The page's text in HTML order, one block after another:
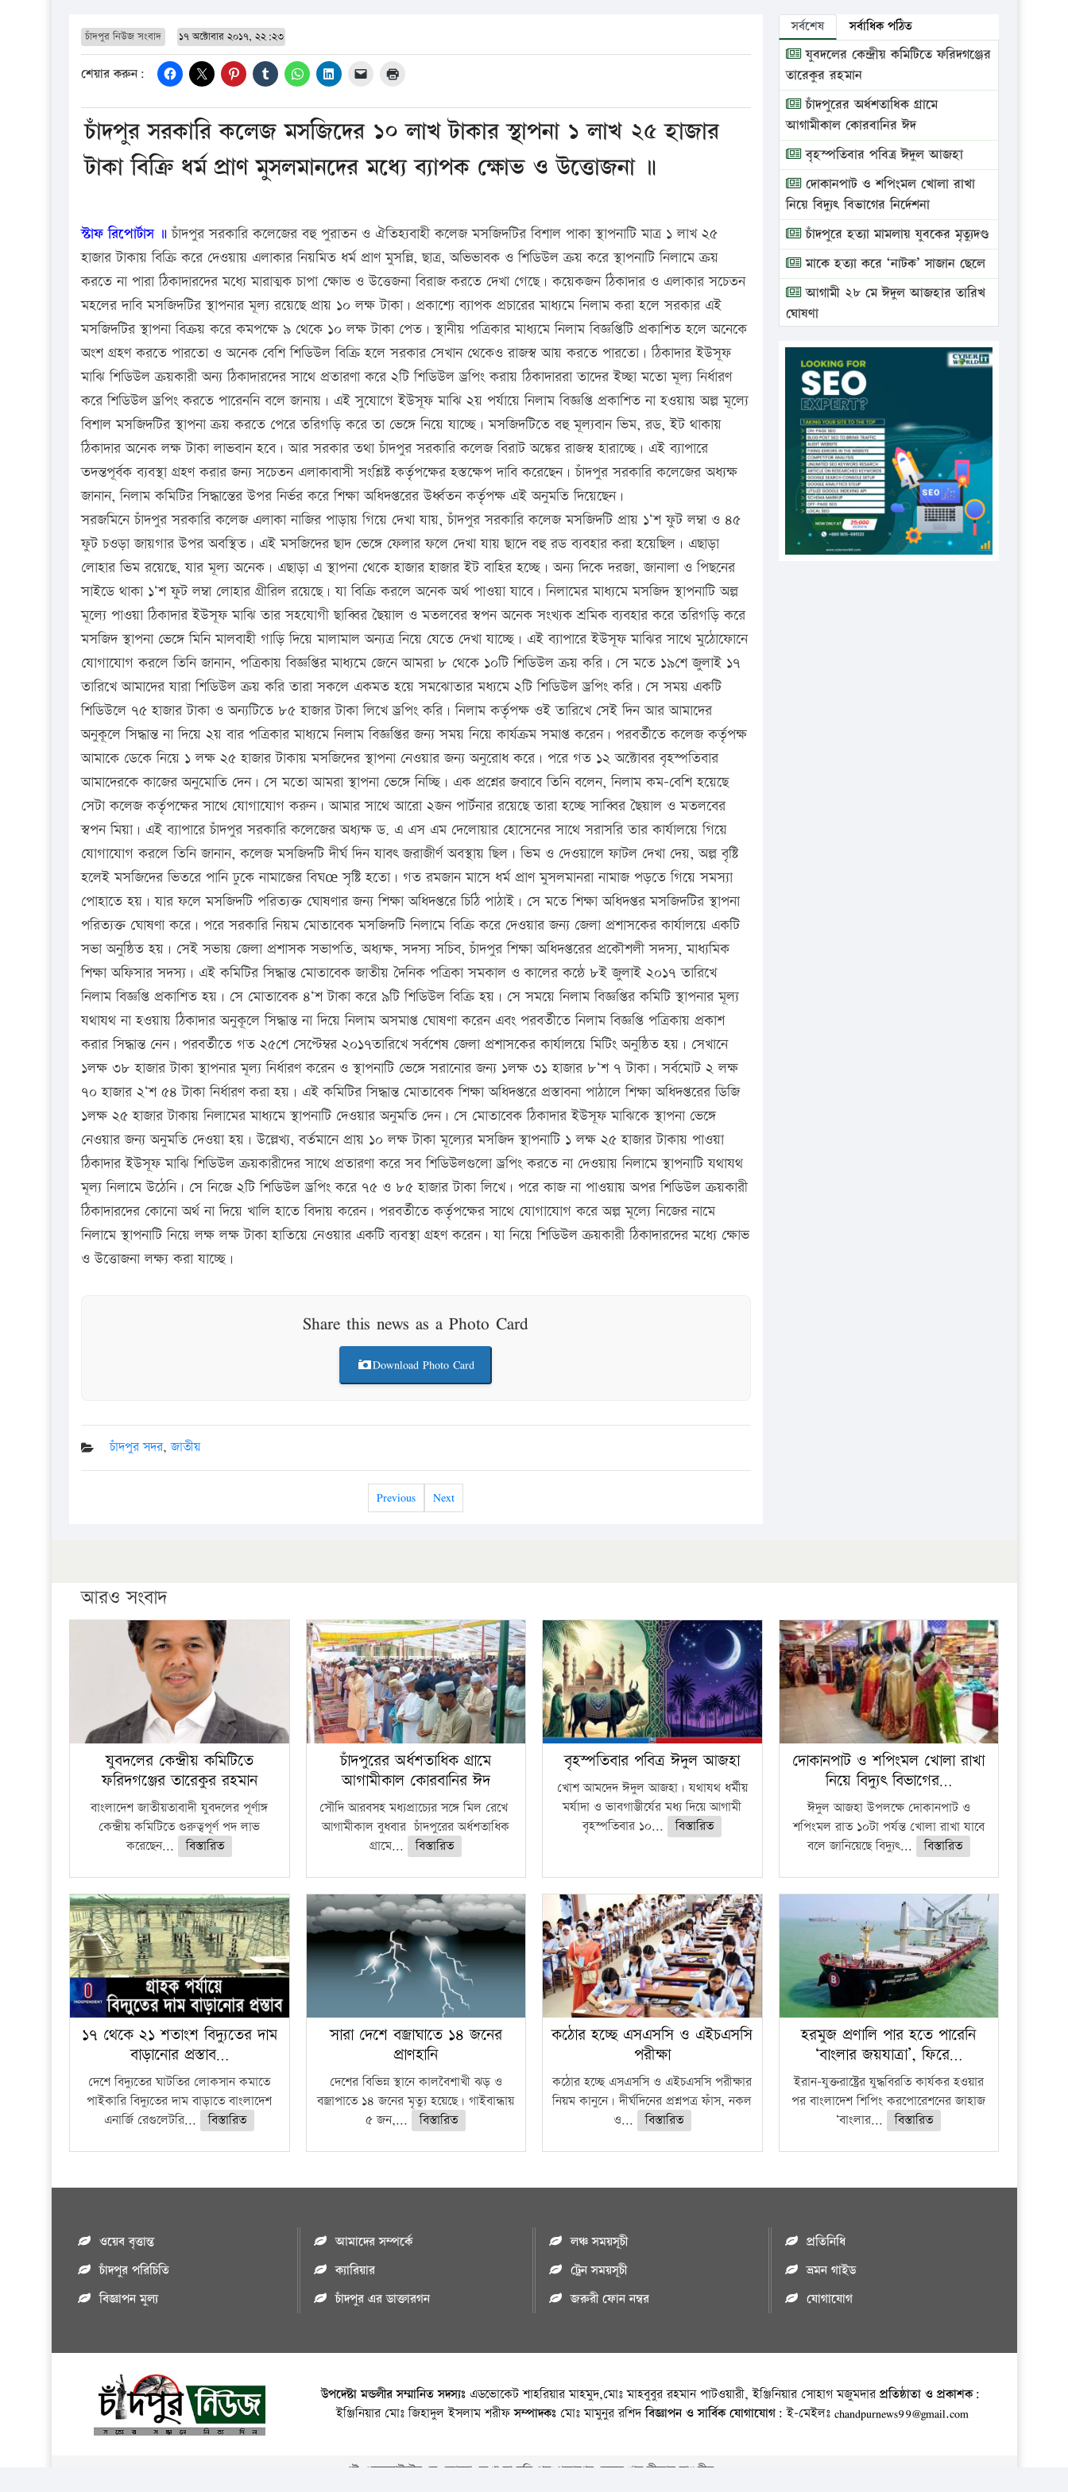
চাঁদপুর নিউজ সংবাদ ১৭ অক্টোবার ২০১৭, ২২:২৩
শেয়ার করুন:
চাঁদপুর সরকারি কলেজ মসজিদের ১০ লাখ টাকার স্থাপনা ১ লাখ ২৫ হাজার
টাকা বিক্রি ধর্ম প্রাণ মুসলমানদের মধ্যে ব্যাপক ক্ষোভ ও উত্তোজনা ॥
স্টাফ রিপোর্টাস ॥ চাঁদপুর সরকারি কলেজের বহু পুরাতন ও ঐতিহ্যবাহী কলেজ মসজিদটির বিশাল পাকা স্থাপনাটি মাত্র ১ লাখ ২৫
হাজার টাকায় বিক্রি করে দেওয়ায় এলাকার নিয়মিত ধর্ম প্রাণ মুসল্লি, ছাত্র, অভিভাবক ও শিডিউল ক্রয় করে স্থাপনাটি নিলামে ক্রয়
করতে না পারা ঠিকাদারদের মধ্যে মারাত্মক চাপা ক্ষোভ ও উত্তেজনা বিরাজ করতে দেখা গেছে। কয়েকজন ঠিকাদার ও এলাকার সচেতন
মহলের দাবি মসজিদটির স্থাপনার মূল্য রয়েছে প্রায় ১০ লক্ষ টাকা। প্রকাশ্যে ব্যাপক প্রচারের মাধ্যমে নিলাম করা হলে সরকার এই
মসজিদটির স্থাপনা বিক্রয় করে কমপক্ষে ৯ থেকে ১০ লক্ষ টাকা পেত। স্থানীয় পত্রিকার মাধ্যমে নিলাম বিজ্ঞপ্তিটি প্রকাশিত হলে অনেকে
অংশ গ্রহণ করতে পারতো ও অনেক বেশি শিডিউল বিক্রি হলে সরকার সেখান থেকেও রাজস্ব আয় করতে পারতো। ঠিকাদার ইউসূফ
মাঝি শিডিউল ক্রয়কারী অন্য ঠিকাদারদের সাথে প্রতারণা করে ২টি শিডিউল ড্রপিং করায় ঠিকাদাররা তাদের ইচ্ছা মতো মূল্য নির্ধারণ
করে শিডিউল ড্রপিং করতে পারেননি বলে জানায়। এই সুযোগে ইউসূফ মাঝি ২য় পর্যায়ে নিলাম বিজ্ঞপ্তি প্রকাশিত না হওয়ায় অল্প মূল্যে
বিশাল মসজিদটির স্থাপনা ক্রয় করতে পেরে তরিগড়ি করে তা ভেঙ্গে নিয়ে যাচ্ছে। মসজিদটিতে বহু মূল্যবান ভিম, রড, ইট থাকায়
ঠিকাদার অনেক লক্ষ টাকা লাভবান হবে। আর সরকার তথা চাঁদপুর সরকারি কলেজ বিরাট অঙ্কের রাজস্ব হারাচ্ছে। এই ব্যাপারে
তদন্তপূর্বক ব্যবস্থা গ্রহণ করার জন্য সচেতন এলাকাবাসী সংশ্লিষ্ট কর্তৃপক্ষের হস্তক্ষেপ দাবি করেছেন। চাঁদপুর সরকারি কলেজের অধ্যক্ষ
জানান, নিলাম কমিটির সিদ্ধান্তের উপর নির্ভর করে শিক্ষা অধিদপ্তরের উর্ধ্বতন কর্তৃপক্ষ এই অনুমতি দিয়েছেন।
সরজমিনে চাঁদপুর সরকারি কলেজ এলাকা নাজির পাড়ায় গিয়ে দেখা যায়, চাঁদপুর সরকারি কলেজ মসজিদটি প্রায় ১‘শ ফুট লম্বা ও ৪৫
ফুট চওড়া জায়গার উপর অবস্থিত। এই মসজিদের ছাদ ভেঙ্গে ফেলার ফলে দেখা যায় ছাদে বহু রড ব্যবহার করা হয়েছিল। এছাড়া
লোহার ভিম রয়েছে, যার মূল্য অনেক। এছাড়া এ স্থাপনা থেকে হাজার হাজার ইট বাহির হচ্ছে। অন্য দিকে দরজা, জানালা ও পিছনের
সাইডে থাকা ১‘শ ফুট লম্বা লোহার গ্রীরিল রয়েছে। যা বিক্রি করলে অনেক অর্থ পাওয়া যাবে। নিলামের মাধ্যমে মসজিদ স্থাপনাটি অল্প
মূল্যে পাওয়া ঠিকাদার ইউসূফ মাঝি তার সহযোগী ছাব্বির ছৈয়াল ও মতলবের স্বপন অনেক সংখ্যক শ্রমিক ব্যবহার করে তরিগড়ি করে
মসজিদ স্থাপনা ভেঙ্গে মিনি মালবাহী গাড়ি দিয়ে মালামাল অন্যত্র নিয়ে যেতে দেখা যাচ্ছে। এই ব্যাপারে ইউসূফ মাঝির সাথে মুঠোফোনে
যোগাযোগ করলে তিনি জানান, পত্রিকায় বিজ্ঞপ্তির মাধ্যমে জেনে আমরা ৮ থেকে ১০টি শিডিউল ক্রয় করি। সে মতে ১৯শে জুলাই ১৭
তারিখে আমাদের যারা শিডিউল ক্রয় করি তারা সকলে একমত হয়ে সমঝোতার মধ্যমে ২টি শিডিউল ড্রপিং করি। সে সময় একটি
শিডিউলে ৭৫ হাজার টাকা ও অন্যটিতে ৮৫ হাজার টাকা লিখে ড্রপিং করি। নিলাম কর্তৃপক্ষ ওই তারিখে সেই দিন আর আমাদের
অনুকূলে সিদ্ধান্ত না দিয়ে ২য় বার পত্রিকার মাধ্যমে নিলাম বিজ্ঞপ্তির জন্য সময় নিয়ে কার্যক্রম সমাপ্ত করেন। পরবর্তীতে কলেজ কর্তৃপক্ষ
আমাকে ডেকে নিয়ে ১ লক্ষ ২৫ হাজার টাকায় মসজিদের স্থাপনা নেওয়ার জন্য অনুরোধ করে। পরে গত ১২ অক্টোবর বৃহস্পতিবার
আমাদেরকে কাজের অনুমোতি দেন। সে মতো আমরা স্থাপনা ভেঙ্গে নিচ্ছি। এক প্রশ্নের জবাবে তিনি বলেন, নিলাম কম-বেশি হয়েছে
সেটা কলেজ কর্তৃপক্ষের সাথে যোগাযোগ করুন। আমার সাথে আরো ২জন পার্টনার রয়েছে তারা হচ্ছে সাব্বির ছৈয়াল ও মতলবের
স্বপন মিয়া। এই ব্যাপারে চাঁদপুর সরকারি কলেজের অধ্যক্ষ ড. এ এস এম দেলোয়ার হোসেনের সাথে সরাসরি তার কার্যালয়ে গিয়ে
যোগাযোগ করলে তিনি জানান, কলেজ মসজিদটি দীর্ঘ দিন যাবৎ জরাজীর্ণ অবস্থায় ছিল। ভিম ও দেওয়ালে ফাটল দেখা দেয়, অল্প বৃষ্টি
হলেই মসজিদের ভিতরে পানি ঢুকে নামাজের বিঘœ সৃষ্টি হতো। গত রমজান মাসে ধর্ম প্রাণ মুসলমানরা নামাজ পড়তে গিয়ে সমস্যা
পোহাতে হয়। যার ফলে মসজিদটি পরিত্যক্ত ঘোষণার জন্য শিক্ষা অধিদপ্তরে চিঠি পাঠাই। সে মতে শিক্ষা অধিদপ্তর মসজিদটির স্থাপনা
পরিত্যক্ত ঘোষণা করে। পরে সরকারি নিয়ম মোতাবেক মসজিদটি নিলামে বিক্রি করে দেওয়ার জন্য জেলা প্রশাসকের কার্যালয়ে একটি
সভা অনুষ্ঠিত হয়। সেই সভায় জেলা প্রশাসক সভাপতি, অধ্যক্ষ, সদস্য সচিব, চাঁদপুর শিক্ষা অধিদপ্তরের প্রকৌশলী সদস্য, মাধ্যমিক
শিক্ষা অফিসার সদস্য। এই কমিটির সিদ্ধান্ত মোতাবেক জাতীয় দৈনিক পত্রিকা সমকাল ও কালের কন্ঠে ৮ই জুলাই ২০১৭ তারিখে
নিলাম বিজ্ঞপ্তি প্রকাশিত হয়। সে মোতাবেক ৪‘শ টাকা করে ৯টি শিডিউল বিক্রি হয়। সে সময়ে নিলাম বিজ্ঞপ্তির কমিটি স্থাপনার মূল্য
যথাযথ না হওয়ায় ঠিকাদার অনুকূলে সিদ্ধান্ত না দিয়ে নিলাম অসমাপ্ত ঘোষণা করেন এবং পরবর্তীতে নিলাম বিজ্ঞপ্তি পত্রিকায় প্রকাশ
করার সিদ্ধান্ত নেন। পরবর্তীতে গত ২৫শে সেপ্টেম্বর ২০১৭তারিখে সর্বশেষ জেলা প্রশাসকের কার্যালয়ে মিটিং অনুষ্ঠিত হয়। সেখানে
১লক্ষ ৩৮ হাজার টাকা স্থাপনার মূল্য নির্ধারণ করেন ও স্থাপনাটি ভেঙ্গে সরানোর জন্য ১লক্ষ ৩১ হাজার ৮‘শ ৭ টাকা। সর্বমোট ২ লক্ষ
৭০ হাজার ২‘শ ৫৪ টাকা নির্ধারণ করা হয়। এই কমিটির সিদ্ধান্ত মোতাবেক শিক্ষা অধিদপ্তরে প্রস্তাবনা পাঠালে শিক্ষা অধিদপ্তরের ডিজি
১লক্ষ ২৫ হাজার টাকায় নিলামের মাধ্যমে স্থাপনাটি দেওয়ার অনুমতি দেন। সে মোতাবেক ঠিকাদার ইউসূফ মাঝিকে স্থাপনা ভেঙ্গে
নেওয়ার জন্য অনুমতি দেওয়া হয়। উল্লেখ্য, বর্তমানে প্রায় ১০ লক্ষ টাকা মূল্যের মসজিদ স্থাপনাটি ১ লক্ষ ২৫ হাজার টাকায় পাওয়া
ঠিকাদার ইউসূফ মাঝি শিডিউল ক্রয়কারীদের সাথে প্রতারণা করে সব শিডিউলগুলো ড্রপিং করতে না দেওয়ায় নিলামে স্থাপনাটি যথাযথ
মূল্য নিলামে উঠেনি। সে নিজে ২টি শিডিউল ড্রপিং করে ৭৫ ও ৮৫ হাজার টাকা লিখে। পরে কাজ না পাওয়ায় অপর শিডিউল ক্রয়কারী
ঠিকাদারদের কোনো অর্থ না দিয়ে খালি হাতে বিদায় করেন। পরবর্তীতে কর্তৃপক্ষের সাথে যোগাযোগ করে অল্প মূল্যে নিজের নামে
নিলামে স্থাপনাটি নিয়ে লক্ষ লক্ষ টাকা হাতিয়ে নেওয়ার একটি ব্যবস্থা গ্রহণ করেন। যা নিয়ে শিডিউল ক্রয়কারী ঠিকাদারদের মধ্যে ক্ষোভ
ও উত্তোজনা লক্ষ্য করা যাচ্ছে।
Share this news as a Photo Card
Download Photo Card
চাঁদপুর সদর,জাতীয়
Previous Next
সর্বশেষ সর্বাধিক পঠিত
যুবদলের কেন্দ্রীয় কমিটিতে ফরিদগঞ্জের
তারেকুর রহমান
চাঁদপুরের অর্ধশতাধিক গ্রামে
আগামীকাল কোরবানির ঈদ
বৃহস্পতিবার পবিত্র ঈদুল আজহা
দোকানপাট ও শপিংমল খোলা রাখা
নিয়ে বিদ্যুৎ বিভাগের নির্দেশনা
চাঁদপুরে হত্যা মামলায় যুবকের মৃত্যুদণ্ড
মাকে হত্যা করে ‘নাটক’ সাজান ছেলে
আগামী ২৮ মে ঈদুল আজহার তারিখ
ঘোষণা
ভ্রাম্যমাণ আদালতে দুইটি প্রতিষ্ঠানকে
প্রতিষ্ঠানকে ৪০হাজার টাকা জরিমানা।
এবার লঞ্চের ভাড়া বাড়ল
১৭ থেকে ২১ শতাংশ বিদ্যুতের দাম
বাড়ানোর প্রস্তাব পিডিবির
১৬ মে চাঁদপুর ও ২৫ মে ফেনী সফরে
যাবেন প্রধানমন্ত্রী
উচ্চশিক্ষায় গৌরবময় অর্জন: পূর্ণ
স্কলারশিপে যুক্তরাষ্ট্রে পিএইচডি করছেন
আরও সংবাদ
যুবদলের কেন্দ্রীয় কমিটিতে
ফরিদগঞ্জের তারেকুর রহমান
বাংলাদেশ জাতীয়তাবাদী যুবদলের পূর্ণাঙ্গ
কেন্দ্রীয় কমিটিতে গুরুত্বপূর্ণ পদ লাভ
করেছেন...
বিস্তারিত
চাঁদপুরের অর্ধশতাধিক গ্রামে
আগামীকাল কোরবানির ঈদ
সৌদি আরবসহ মধ্যপ্রাচ্যের সঙ্গে মিল রেখে
আগামীকাল বুধবার চাঁদপুরের অর্ধশতাধিক
গ্রামে...
বিস্তারিত
বৃহস্পতিবার পবিত্র ঈদুল আজহা
খোশ আমদেদ ঈদুল আজহা। যথাযথ ধর্মীয়
মর্যাদা ও ভাবগাম্ভীর্যের মধ্য দিয়ে আগামী
বৃহস্পতিবার ১০...
বিস্তারিত
দোকানপাট ও শপিংমল খোলা রাখা
নিয়ে বিদ্যুৎ বিভাগের…
ঈদুল আজহা উপলক্ষে দোকানপাট ও
শপিংমল রাত ১০টা পর্যন্ত খোলা রাখা যাবে
বলে জানিয়েছে বিদ্যুৎ...
বিস্তারিত
১৭ থেকে ২১ শতাংশ বিদ্যুতের দাম
বাড়ানোর প্রস্তাব…
দেশে বিদ্যুতের ঘাটতির লোকসান কমাতে
পাইকারি বিদ্যুতের দাম বাড়াতে বাংলাদেশ
এনার্জি রেগুলেটরি...
বিস্তারিত
সারা দেশে বজ্রাঘাতে ১৪ জনের
প্রাণহানি
দেশের বিভিন্ন স্থানে কালবৈশাখী ঝড় ও
বজ্রাপাতে ১৪ জনের মৃত্যু হয়েছে। গাইবান্ধায়
৫ জন,...
বিস্তারিত
কঠোর হচ্ছে এসএসসি ও এইচএসসি
পরীক্ষা
কঠোর হচ্ছে এসএসসি ও এইচএসসি পরীক্ষার
নিয়ম কানুনে। দীর্ঘদিনের প্রশ্নপত্র ফাঁস, নকল
ও...
বিস্তারিত
হরমুজ প্রণালি পার হতে পারেনি
‘বাংলার জয়যাত্রা’, ফিরে…
ইরান-যুক্তরাষ্ট্রের যুদ্ধবিরতি কার্যকর হওয়ার
পর বাংলাদেশ শিপিং করপোরেশনের জাহাজ
‘বাংলার...
বিস্তারিত
ওয়েব বৃত্তান্ত
চাঁদপুর পরিচিতি
বিজ্ঞাপন মুল্য
আমাদের সম্পর্কে
ক্যারিয়ার
চাঁদপুর এর ডাক্তারগন
লঞ্চ সময়সূচী
ট্রেন সময়সূচী
জরুরী ফোন নম্বর
প্রতিনিধি
ভ্রমন গাইড
যোগাযোগ
উপদেষ্টা মন্ডলীর সম্মানিত সদস্যঃ এডভোকেট শাহরিয়ার মাহমুদ,মোঃ মাহবুবুর রহমান পাটওয়ারী, ইঞ্জিনিয়ার সোহাগ মজুমদারপ্রতিষ্ঠাতা ও প্রকাশক:
ইঞ্জিনিয়ার মোঃ জিহাদুল ইসলাম শরীফসম্পাদকঃ মোঃ মামুনুর রশিদবিজ্ঞাপন ও সার্বিক যোগাযোগ: ই-মেইলঃ chandpurnews99@gmail.com
এই ওয়েবসাইটের যে কোনো লেখা বা ছবি পুনঃপ্রকাশের ক্ষেত্রে ঋন স্বীকার বাঞ্চনীয় ।